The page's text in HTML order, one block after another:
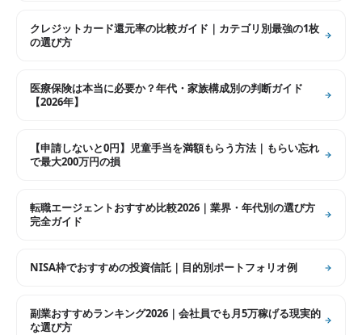
クレジットカード還元率の比較ガイド｜カテゴリ別最強の1枚
の選び方
医療保険は本当に必要か？年代・家族構成別の判断ガイド
【2026年】
【申請しないと0円】児童手当を満額もらう方法｜もらい忘れ
で最大200万円の損
転職エージェントおすすめ比較2026｜業界・年代別の選び方
完全ガイド
NISA枠でおすすめの投資信託｜目的別ポートフォリオ例
副業おすすめランキング2026｜会社員でも月5万稼げる現実的
な選び方